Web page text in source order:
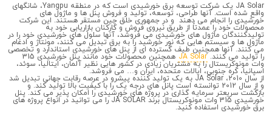
JA Solar یک شرکت توسعه برق خورشیدی است که در منطقه Yangpu، شانگهای
واقع شده است. آنها طراحی، توسعه، تولید و فروش پنل ها و ماژول های
خورشیدی را انجام می دهند و در جمهوری خلق چین مستقر هستند. این شرکت
محصولات خود را عمدتاً از طریق نیروی فروش و کارکنان بازاریابی خود به
تولیدکنندگان ماژول های خورشیدی می فروشد، آنها سلول های خورشیدی خود را در
ماژول ها و سیستم هایی که نور خورشید را به برق تبدیل می کنند، مونتاژ و ادغام
می کنند. آنها همچنین طیف گسترده ای از پنل های خورشیدی استاندارد و تخصصی
را تولید می کنند.JA Solar همچنین محصولات خود مانند پنل خورشیدی 315
وات مونوکریستال را به مشتریان زیادی در کشور هایی نظیر آلمان، ایتالیا، سوئد،
اسپانیا، کره جنوبی، ایالات متحده، ایران و… می فروشد.
از سال 2010، JA Solar به یک تولید کننده پیشرو در عرصه رقابت جهانی تبدیل شد
و از سال 2012 توانسته است پانل های درجه یک را با کیفیت بالا تولید کند. و
بازگشت سریعتر سرمایه گذاری در پروژه های خورشیدی را امکان پذیر می کند. پنل
خورشیدی 315 وات مونوکریستال برند JA SOLAR را می توانید در انواع پروژه های
برق خورشیدی استفاده کنید.